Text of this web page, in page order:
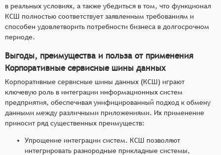
в реальных условиях, а также убедиться в том, что функционал
КСШ полностью соответствует заявленным требованиям и
способен удовлетворить потребности бизнеса в долгосрочном
периоде.
Выгоды, преимущества и польза от применения
Корпоративные сервисные шины данных
Корпоративные сервисные шины данных (КСШ) играют
ключевую роль в интеграции информационных систем
предприятия, обеспечивая унифицированный подход к обмену
данными между различными приложениями. Их применение
приносит ряд существенных преимуществ:
Упрощение интеграции систем. КСШ позволяют
интегрировать разнородные прикладные системы,